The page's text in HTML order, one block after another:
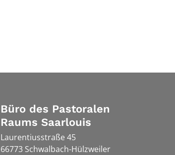
Büro des Pastoralen
Raums Saarlouis
Laurentiusstraße 45
66773 Schwalbach-Hülzweiler